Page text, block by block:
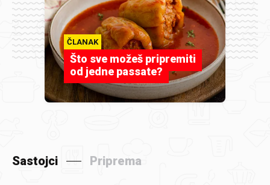
ČLANAK
Što sve možeš pripremiti
od jedne passate?
Sastojci Priprema